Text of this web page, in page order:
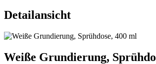
Detailansicht
Weiße Grundierung,